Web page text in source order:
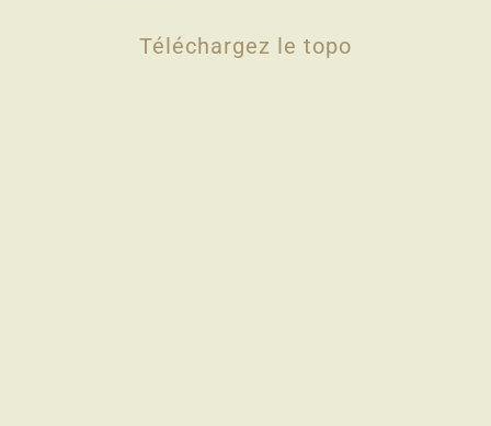
Téléchargez le topo